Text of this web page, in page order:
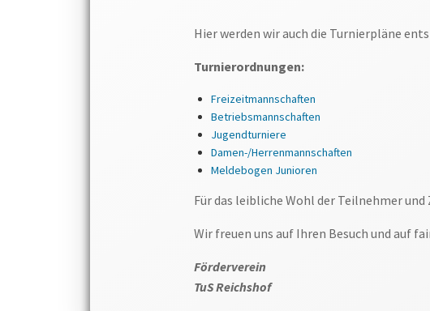
Hier werden wir auch die Turnierpläne
Turnierordnungen:
Freizeitmannschaften
Betriebsmannschaften
Jugendturniere
Damen-/Herrenmannschaften
Meldebogen Junioren
Für das leibliche Wohl der Teilnehmer
Wir freuen uns auf Ihren Besuch und auf
Förderverein
TuS Reichshof